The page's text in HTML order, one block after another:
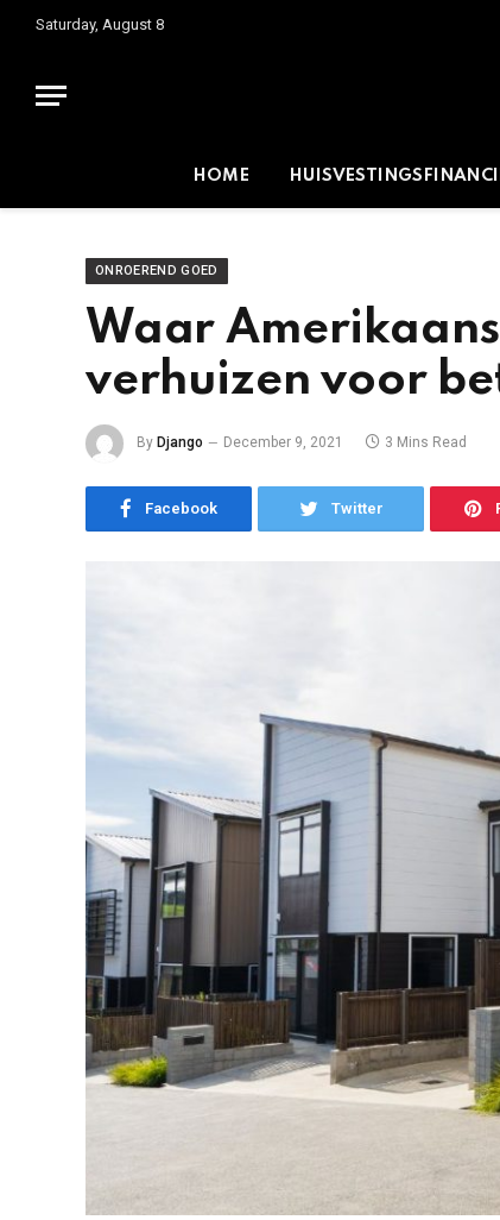
Saturday, August 8
HOME
ONROEREND GOED
Waar
verhuizen voor
By Django December 9, 2021 3 Mins Read
Facebook Twitter